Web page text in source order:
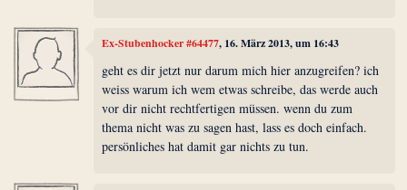
Ex-Stubenhocker #64477, 16. März 2013, um 16:43
geht es dir jetzt nur darum mich hier anzugreifen? ich
weiss warum ich wem etwas schreibe, das werde auch
vor dir nicht rechtfertigen müssen. wenn du zum
thema nicht was zu sagen hast, lass es doch einfach.
persönliches hat damit gar nichts zu tun.